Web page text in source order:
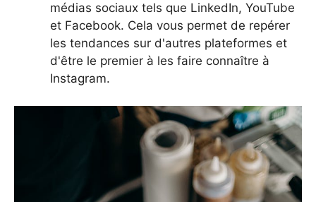
médias sociaux tels que LinkedIn, YouTube
et Facebook. Cela vous permet de repérer
les tendances sur d'autres plateformes et
d'être le premier à les faire connaître à
Instagram.